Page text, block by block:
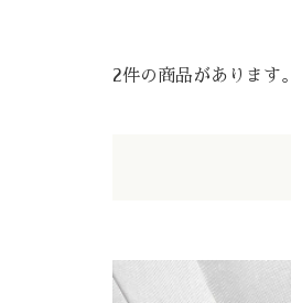
2件の商品があります。